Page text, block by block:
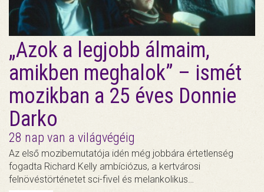
„Azok a legjobb álmaim,
amikben meghalok” – ismét
mozikban a 25 éves Donnie
Darko
28 nap van a világvégéig
Az első mozibemutatója idén még jobbára értetlenség
fogadta Richard Kelly ambíciózus, a kertvárosi
felnövéstörténetet sci-fivel és melankolikus…